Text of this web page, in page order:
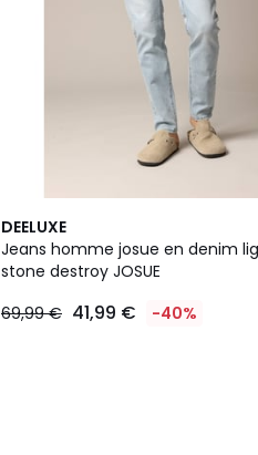
DEELUXE
Jeans homme josue en denim
stone destroy JOSUE
69,99 € 41,99 € -40%